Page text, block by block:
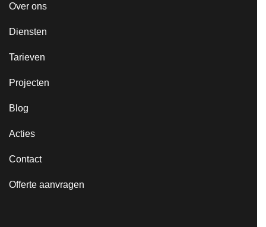
Over ons
Diensten
Tarieven
Projecten
Blog
Acties
Contact
Offerte aanvragen